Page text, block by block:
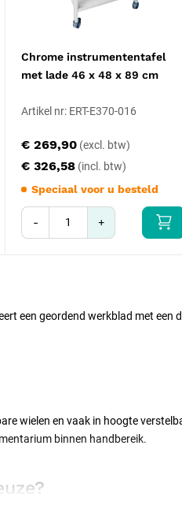
Chrome instrumententafel
met lade 46 x 48 x 89 cm
Artikel nr: ERT-E370-016
€ 326,58
€ 269,90
Speciaal voor u besteld
- +
een geordend werkblad met een
wielen en vaak in hoogte
binnen handbereik.